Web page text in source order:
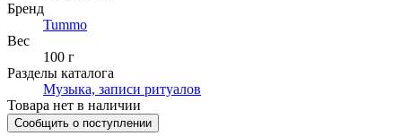
Бренд
Tummo
Вес
100 г
Разделы каталога
Музыка, записи ритуалов
Товара нет в наличии
Сообщить о поступлении